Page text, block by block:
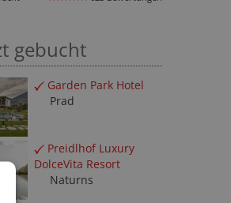
gebucht
Garden Park Hotel
Prad
Preidlhof Luxury
DolceVita Resort
Naturns